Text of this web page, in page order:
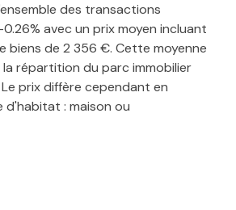
des transactions
avec un prix moyen incluant
biens de 2 356 €. Cette moyenne
répartition du parc immobilier
prix diffère cependant en
: maison ou